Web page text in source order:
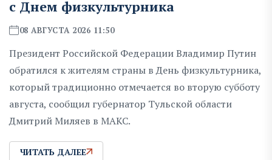
с Днем физкультурника
08 АВГУСТА 2026 11:50
Президент Российской Федерации Владимир Путин
обратился к жителям страны в День физкультурника,
который традиционно отмечается во вторую субботу
августа, сообщил губернатор Тульской области
Дмитрий Миляев в MAKC.
ЧИТАТЬ ДАЛЕЕ